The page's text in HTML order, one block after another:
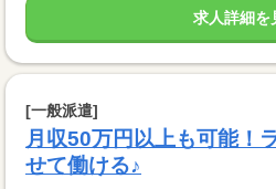
求人詳細を
[一般派遣]
月収50万円以上も可能！
せて働ける♪